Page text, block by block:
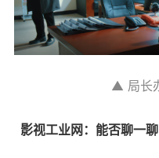
▲ 局长
影视工业网：能否聊一